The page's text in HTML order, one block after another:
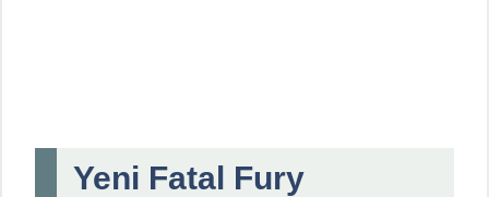
Yeni Fatal Fury